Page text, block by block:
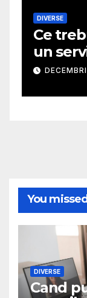
DIVERSE
Ce
un
You missed
DIVERSE
Cand